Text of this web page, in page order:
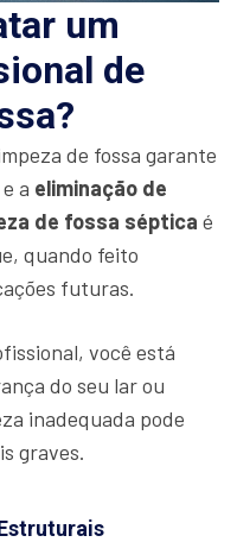
um
de
de fossa garante
e a eliminação de
de fossa séptica é
quando feito
futuras.
você está
do seu lar ou
inadequada pode
graves.